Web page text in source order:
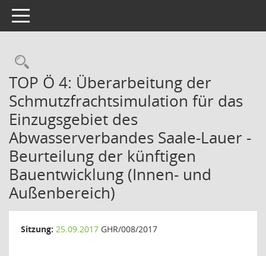
Toggle navigation
Rechercheauswahl
TOP Ö 4: Überarbeitung der
Schmutzfrachtsimulation für das
Einzugsgebiet des
Abwasserverbandes Saale-Lauer -
Beurteilung der künftigen
Bauentwicklung (Innen- und
Außenbereich)
Sitzung: 25.09.2017 GHR/008/2017